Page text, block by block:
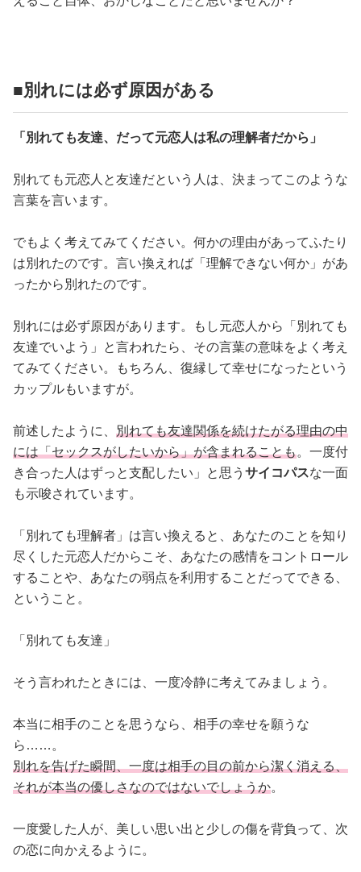
■別れには必ず原因がある
「別れても友達、だって元恋人は私の理解者だから」
別れても元恋人と友達だという人は、決まってこのような
言葉を言います。
でもよく考えてみてください。何かの理由があってふたり
は別れたのです。言い換えれば「理解できない何か」があ
ったから別れたのです。
別れには必ず原因があります。もし元恋人から「別れても
友達でいよう」と言われたら、その言葉の意味をよく考え
てみてください。もちろん、復縁して幸せになったという
カップルもいますが。
前述したように、 別れても友達関係を続けたがる理由の中
には「セックスがしたいから」が含まれることも。一度付
き合った人はずっと支配したい」と思う サイコパスな一面
も示唆されています。
「別れても理解者」は言い換えると、あなたのことを知り
尽くした元恋人だからこそ、あなたの感情をコントロール
することや、あなたの弱点を利用することだってできる、
ということ。
「別れても友達」
そう言われたときには、一度冷静に考えてみましょう。
本当に相手のことを思うなら、相手の幸せを願うな
ら……。
別れを告げた瞬間、一度は相手の目の前から潔く消える、
それが本当の優しさなのではないでしょうか。
一度愛した人が、美しい思い出と少しの傷を背負って、次
の恋に向かえるように。